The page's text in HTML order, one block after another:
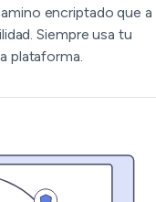
encriptado que a
Siempre usa tu
plataforma.